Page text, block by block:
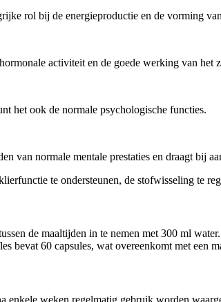
rol bij de energieproductie en de vorming
activiteit en de goede werking van het
het ook de normale psychologische functies.
van normale mentale prestaties en draagt bij
te ondersteunen, de stofwisseling te
de maaltijden in te nemen met 300 ml
bevat 60 capsules, wat overeenkomt met een
enkele weken regelmatig gebruik worden